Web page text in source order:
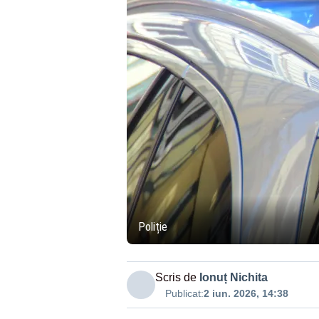
Poliție
Scris de Ionuț Nichita
Publicat:2 iun. 2026, 14:38